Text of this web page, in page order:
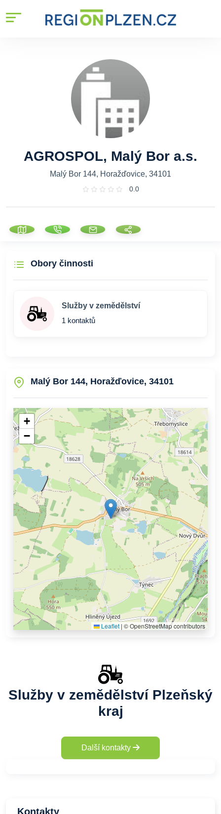
AGROSPOL, Malý Bor a.s.
Malý Bor 144, Horažďovice, 34101
0.0
Obory činnosti
Služby v zemědělství
1 kontaktů
Malý Bor 144, Horažďovice, 34101
+
−
Leaflet | © OpenStreetMap contributors
Služby v zemědělství Plzeňský
kraj
Další kontakty
Kontakty